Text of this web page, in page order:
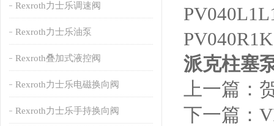
Rexroth力士乐调速阀
Rexroth力士乐油泵
Rexroth叠加式液控阀
Rexroth力士乐电磁换向阀
Rexroth力士乐手持换向阀
派克柱塞
上一篇：
下一篇：